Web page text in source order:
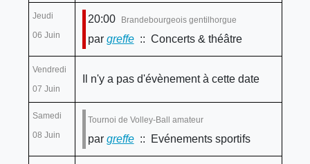
Jeudi
06 Juin
20:00 Brandebourgeois gentilhorgue
par greffe:: Concerts & théâtre
Vendredi
07 Juin
Il n'y a pas d'évènement à cette date
Samedi
08 Juin
Tournoi de Volley-Ball amateur
par greffe:: Evénements sportifs